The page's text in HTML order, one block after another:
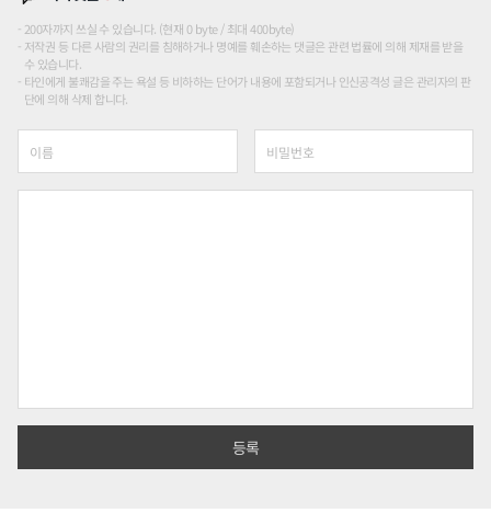
200자까지 쓰실 수 있습니다. (현재 0 byte / 최대 400byte)
저작권 등 다른 사람의 권리를 침해하거나 명예를 훼손하는 댓글은 관련 법률에 의해 제재를 받을
수 있습니다.
타인에게 불쾌감을 주는 욕설 등 비하하는 단어가 내용에 포함되거나 인신공격성 글은 관리자의 판
단에 의해 삭제 합니다.